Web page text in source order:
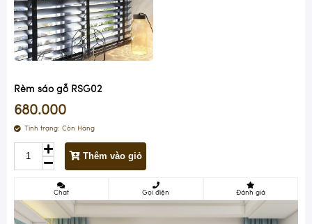
Rèm sáo gỗ RSG02
680.000
Tình trạng: Còn Hàng
Thêm vào giỏ
Chat Gọi điện Đánh giá